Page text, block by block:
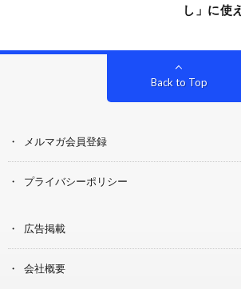
し」に使
Back to Top
メルマガ会員登録
プライバシーポリシー
広告掲載
会社概要